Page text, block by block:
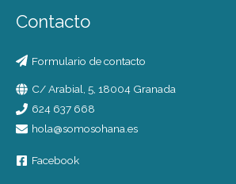
Contacto
Formulario de contacto
C/ Arabial, 5, 18004 Granada
624 637 668
hola@somosohana.es
Facebook